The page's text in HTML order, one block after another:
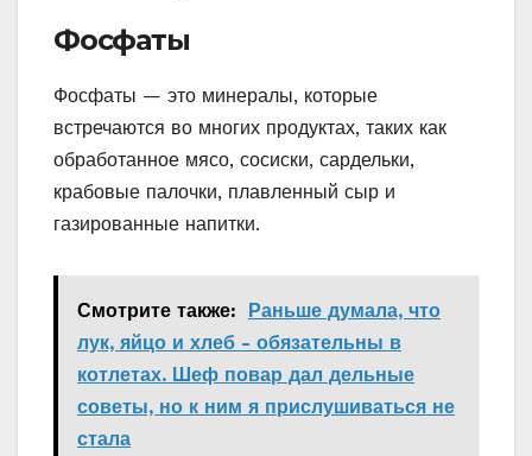
Фосфаты
Фосфаты — это минералы, которые
встречаются во многих продуктах, таких как
обработанное мясо, сосиски, сардельки,
крабовые палочки, плавленный сыр и
газированные напитки.
Смотрите также:
Раньше думала, что
лук, яйцо и хлеб - обязательны в
котлетах. Шеф повар дал дельные
советы, но к ним я прислушиваться не
стала